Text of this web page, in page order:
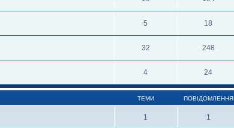
5 18
32 248
4 24
ТЕМИ ПОВІДОМЛЕННЯ
1 1